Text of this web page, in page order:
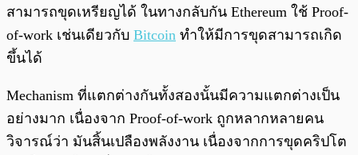
สามารถขุดเหรียญได้ ในทางกลับกัน Ethereum ใช้ Proof-
of-work เช่นเดียวกับ Bitcoin ทำให้มีการขุดสามารถเกิด
ขึ้นได้
Mechanism ที่แตกต่างกันทั้งสองนั้นมีความแตกต่างเป็น
อย่างมาก เนื่องจาก Proof-of-work ถูกหลากหลายคน
วิจารณ์ว่า มันสิ้นเปลืองพลังงาน เนื่องจากการขุดคริปโต